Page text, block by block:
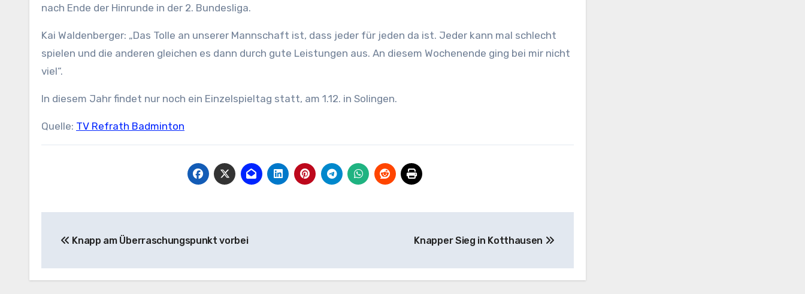
nach Ende der Hinrunde in der 2. Bundesliga.
Kai Waldenberger: „Das Tolle an unserer Mannschaft ist, dass jeder für jeden da ist. Jeder kann mal schlecht
spielen und die anderen gleichen es dann durch gute Leistungen aus. An diesem Wochenende ging bei mir nicht
viel“.
In diesem Jahr findet nur noch ein Einzelspieltag statt, am 1.12. in Solingen.
Quelle: TV Refrath Badminton
Knapp am Überraschungspunkt vorbei Knapper Sieg in Kotthausen